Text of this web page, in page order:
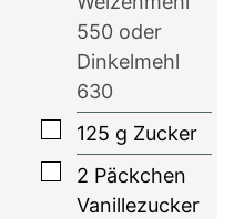
550 oder
Dinkelmehl
630
▢
125 g Zucker
▢
2 Päckchen
Vanillezucker